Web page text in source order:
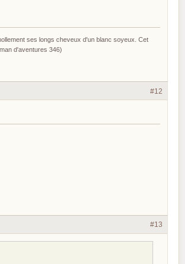
ses longs cheveux d'un blanc soyeux. Cet
d'aventures 346)
#12
#13